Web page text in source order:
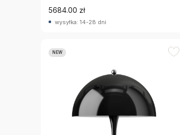
5684.00 zł
wysyłka: 14-28 dni
NEW